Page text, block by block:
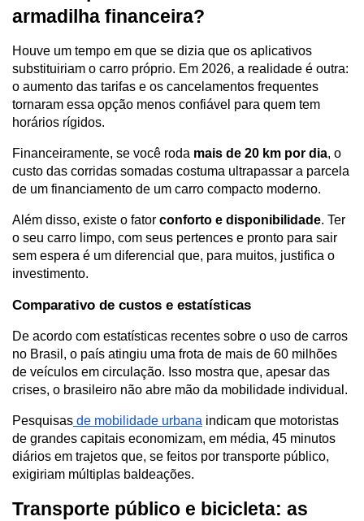
armadilha financeira?
Houve um tempo em que se dizia que os aplicativos
substituiriam o carro próprio. Em 2026, a realidade é outra:
o aumento das tarifas e os cancelamentos frequentes
tornaram essa opção menos confiável para quem tem
horários rígidos.
Financeiramente, se você roda mais de 20 km por dia, o
custo das corridas somadas costuma ultrapassar a parcela
de um financiamento de um carro compacto moderno.
Além disso, existe o fator conforto e disponibilidade. Ter
o seu carro limpo, com seus pertences e pronto para sair
sem espera é um diferencial que, para muitos, justifica o
investimento.
Comparativo de custos e estatísticas
De acordo com estatísticas recentes sobre o uso de carros
no Brasil, o país atingiu uma frota de mais de 60 milhões
de veículos em circulação. Isso mostra que, apesar das
crises, o brasileiro não abre mão da mobilidade individual.
Pesquisas de mobilidade urbana indicam que motoristas
de grandes capitais economizam, em média, 45 minutos
diários em trajetos que, se feitos por transporte público,
exigiriam múltiplas baldeações.
Transporte público e bicicleta: as